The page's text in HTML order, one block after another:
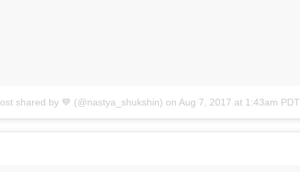
shared by 💙 (@nastya_shukshin) on Aug 7, 2017 at 1:43am PDT